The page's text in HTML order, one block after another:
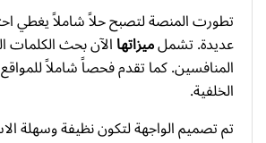
تطورت المنصة لتصبح حلاً شاملاً يغطي
عديدة. تشملميزاتهاالآن بحث الكلمات
المنافسين. كما تقدم فحصاً شاملاً للمواقع
الخلفية.
تم تصميم الواجهة لتكون نظيفة وسهلة